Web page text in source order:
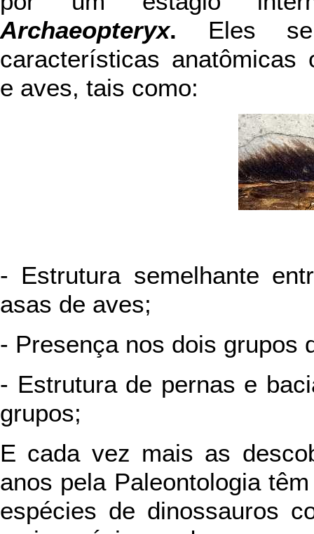
Archaeopteryx. Eles
características anatômicas
e aves, tais como:
- Estrutura semelhante
asas de aves;
- Presença nos dois grupos
- Estrutura de pernas e
grupos;
E cada vez mais as
anos pela Paleontologia
espécies de dinossauros